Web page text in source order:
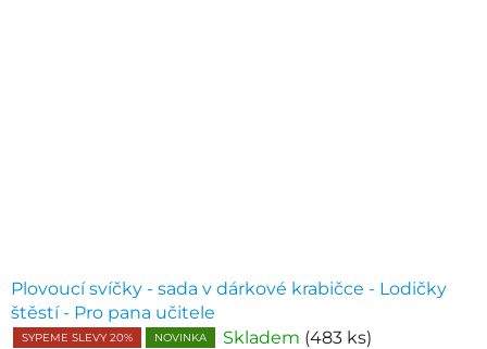
Plovoucí svíčky - sada v dárkové krabičce - Lodičky
štěstí - Pro pana učitele
SYPEME SLEVY 20% NOVINKA Skladem (483 ks)